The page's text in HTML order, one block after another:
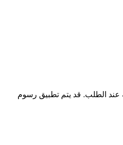
عند الطلب. قد يتم تطبيق رسوم